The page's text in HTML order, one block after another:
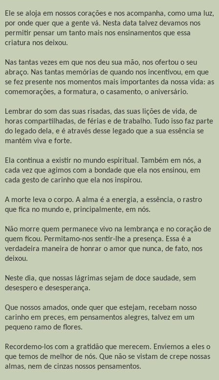
Ele se aloja em nossos corações e nos acompanha, como uma luz,
por onde quer que a gente vá. Nesta data talvez devamos nos
permitir pensar um tanto mais nos ensinamentos que essa
criatura nos deixou.
Nas tantas vezes em que nos deu sua mão, nos ofertou o seu
abraço. Nas tantas memórias de quando nos incentivou, em que
se fez presente nos momentos mais importantes da nossa vida: as
comemorações, a formatura, o casamento, o aniversário.
Lembrar do som das suas risadas, das suas lições de vida, de
horas compartilhadas, de férias e de trabalho. Tudo isso faz parte
do legado dela, e é através desse legado que a sua essência se
mantém viva e forte.
Ela continua a existir no mundo espiritual. Também em nós, a
cada vez que agimos com a bondade que ela nos ensinou, em
cada gesto de carinho que ela nos inspirou.
A morte leva o corpo. A alma é a energia, a essência, o rastro
que fica no mundo e, principalmente, em nós.
Não morre quem permanece vivo na lembrança e no coração de
quem ficou. Permitamo-nos sentir-lhe a presença. Essa é a
verdadeira maneira de honrar o amor que nunca, de fato, nos
deixou.
Neste dia, que nossas lágrimas sejam de doce saudade, sem
desespero e desesperança.
Que nossos amados, onde quer que estejam, recebam nosso
carinho em preces, em pensamentos alegres, talvez em um
pequeno ramo de flores.
Recordemo-los com a gratidão que merecem. Enviemos a eles o
que temos de melhor de nós. Que não se vistam de crepe nossas
almas, nem de cinzas nossos pensamentos.